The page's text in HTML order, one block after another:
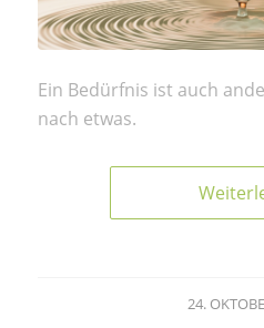
Ein Bedürfnis ist auch
nach etwas.
24.